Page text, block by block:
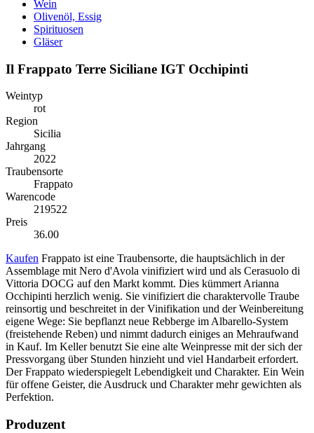
Wein
Olivenöl, Essig
Spirituosen
Gläser
Il Frappato Terre Siciliane IGT Occhipinti
Weintyp
rot
Region
Sicilia
Jahrgang
2022
Traubensorte
Frappato
Warencode
219522
Preis
36.00
Kaufen Frappato ist eine Traubensorte, die hauptsächlich in der
Assemblage mit Nero d'Avola vinifiziert wird und als Cerasuolo di
Vittoria DOCG auf den Markt kommt. Dies kümmert Arianna
Occhipinti herzlich wenig. Sie vinifiziert die charaktervolle Traube
reinsortig und beschreitet in der Vinifikation und der Weinbereitung
eigene Wege: Sie bepflanzt neue Rebberge im Albarello-System
(freistehende Reben) und nimmt dadurch einiges an Mehraufwand
in Kauf. Im Keller benutzt Sie eine alte Weinpresse mit der sich der
Pressvorgang über Stunden hinzieht und viel Handarbeit erfordert.
Der Frappato wiederspiegelt Lebendigkeit und Charakter. Ein Wein
für offene Geister, die Ausdruck und Charakter mehr gewichten als
Perfektion.
Produzent